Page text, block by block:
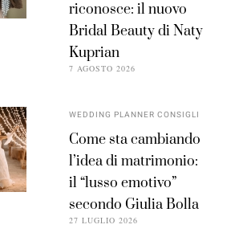
riconosce: il nuovo
Bridal Beauty di Naty
Kuprian
7 AGOSTO 2026
WEDDING PLANNER CONSIGLI
Come sta cambiando
l’idea di matrimonio:
il “lusso emotivo”
secondo Giulia Bolla
27 LUGLIO 2026